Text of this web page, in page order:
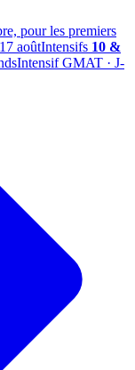
pour les premiers
17 aoûtIntensifs 10 &
Intensif GMAT · J-